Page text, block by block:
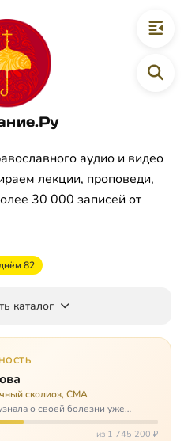
аудио и видео
лекции, проповеди,
30 000 записей от
82
каталог
сколиоз, СМА
о своей болезни уже
возрасте. Ей пришлось
коляске и сильнейшемуиз 1 745 200 ₽